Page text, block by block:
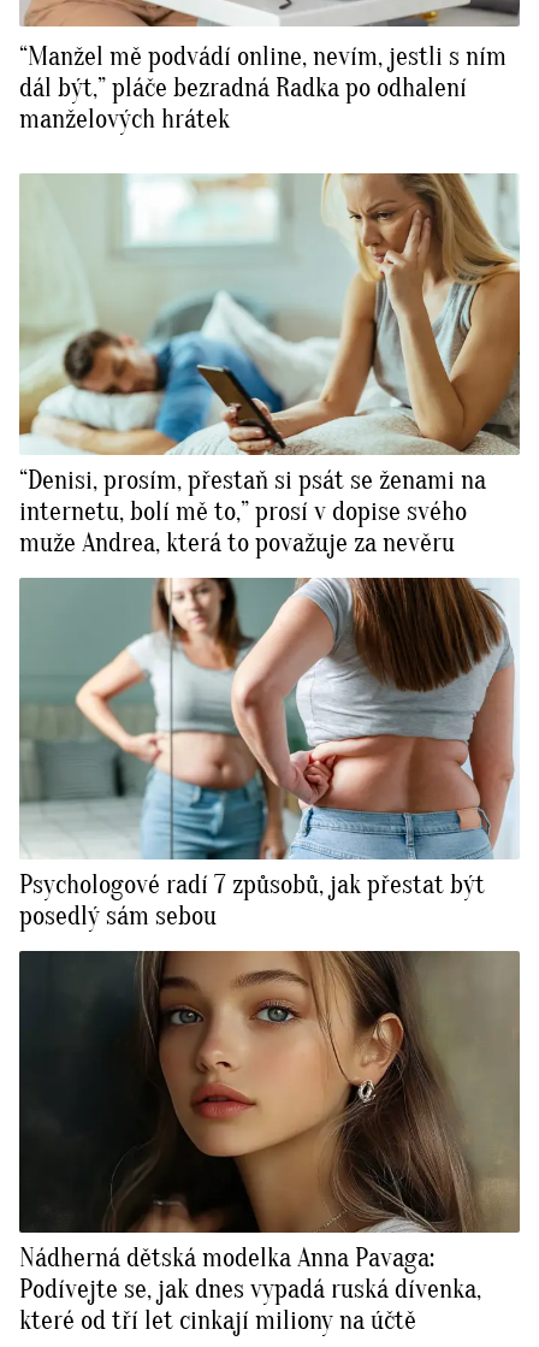
“Manžel mě podvádí online, nevím, jestli s ním
dál být,” pláče bezradná Radka po odhalení
manželových hrátek
“Denisi, prosím, přestaň si psát se ženami na
internetu, bolí mě to,” prosí v dopise svého
muže Andrea, která to považuje za nevěru
Psychologové radí 7 způsobů, jak přestat být
posedlý sám sebou
Nádherná dětská modelka Anna Pavaga:
Podívejte se, jak dnes vypadá ruská dívenka,
které od tří let cinkají miliony na účtě